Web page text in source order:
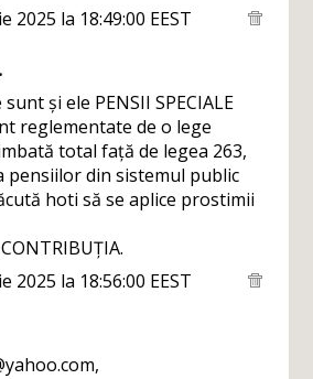
2025 la 18:49:00 EEST
și ele PENSII SPECIALE
reglementate de o lege
total față de legea 263,
pensiilor din sistemul public
hoti să se aplice prostimii
2025 la 18:56:00 EEST